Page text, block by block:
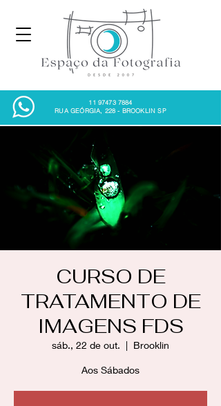
11 97473 7884
RUA GEÓRGIA, 228 - BROOKLIN SP
CURSO DE
TRATAMENTO DE
IMAGENS FDS
sáb., 22 de out.
  |
Brooklin
Aos Sábados